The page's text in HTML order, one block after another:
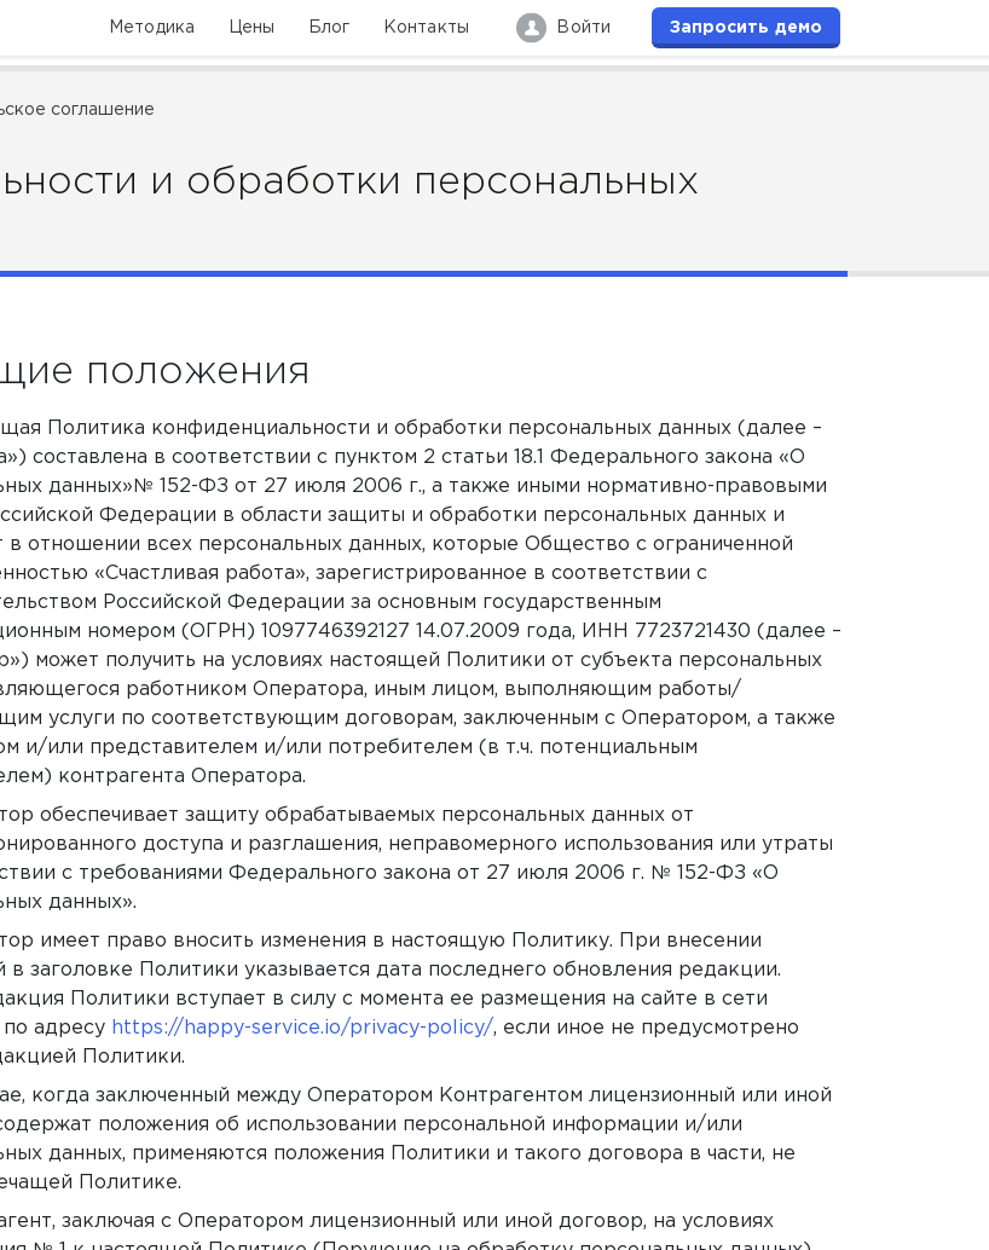
Методика Цены Блог Контакты Войти Запросить демо
соглашение
и обработки персональных
положения
Политика конфиденциальности и обработки персональных данных (далее –
составлена в соответствии с пунктом 2 статьи 18.1 Федерального закона «О
данных»№ 152-ФЗ от 27 июля 2006 г., а также иными нормативно-правовыми
Федерации в области защиты и обработки персональных данных и
в отношении всех персональных данных, которые Общество с ограниченной
«Счастливая работа», зарегистрированное в соответствии с
Российской Федерации за основным государственным
номером (ОГРН) 1097746392127 14.07.2009 года, ИНН 7723721430 (далее –
может получить на условиях настоящей Политики от субъекта персональных
работником Оператора, иным лицом, выполняющим работы/
услуги по соответствующим договорам, заключенным с Оператором, а также
и/или представителем и/или потребителем (в т.ч. потенциальным
контрагента Оператора.
обеспечивает защиту обрабатываемых персональных данных от
доступа и разглашения, неправомерного использования или утраты
с требованиями Федерального закона от 27 июля 2006 г. № 152-ФЗ «О
данных».
имеет право вносить изменения в настоящую Политику. При внесении
в заголовке Политики указывается дата последнего обновления редакции.
Политики вступает в силу с момента ее размещения на сайте в сети
адресу https://happy-service.io/privacy-policy/, если иное не предусмотрено
Политики.
когда заключенный между Оператором Контрагентом лицензионный или иной
положения об использовании персональной информации и/или
данных, применяются положения Политики и такого договора в части, не
Политике.
заключая с Оператором лицензионный или иной договор, на условиях